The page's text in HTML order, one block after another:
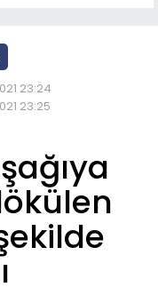
23:24
23:25